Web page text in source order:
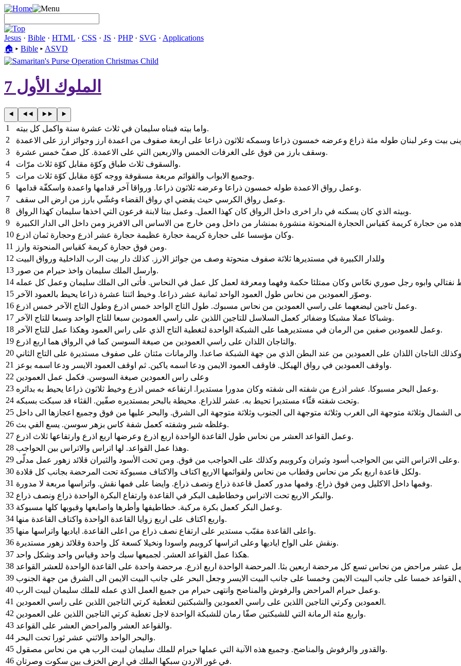
Jesus · Bible · HTML · CSS · JS · PHP· SVG · Applications
🏠︎ ▸ Bible ▸ ASVD
الملوك الأول 7
1
واما بيته فبناه سليمان في ثلاث عشرة سنة واكمل كل بيته.
2
3
وسقف بارز من فوق على الغرفات الخمس والاربعين التي على الاعمدة. كل صفّ خمس عشرة.
4
والسقوف ثلاث طباق وكوّة مقابل كوّة ثلاث مرّات.
5
وجميع الابواب والقوائم مربعة مسقوفة ووجه كوّة مقابل كوّة ثلاث مرات.
6
وعمل رواق الاعمدة طوله خمسون ذراعا وعرضه ثلاثون ذراعا. ورواقا آخر قدامها واعمدة واسكفّة قدامها.
7
وعمل رواق الكرسي حيث يقضي اي رواق القضاء وغشّي بارز من ارض الى سقف.
8
وبيته الذي كان يسكنه في دار اخرى داخل الرواق كان كهذا العمل. وعمل بيتا لابنة فرعون التي اخذها سليمان كهذا الرواق.
9
10
وكان مؤسسا على حجارة كريمة حجارة عظيمة حجارة عشر اذرع وحجارة ثمان اذرع.
11
ومن فوق حجارة كريمة كقياس المنحوتة وارز.
12 وللدار الكبيرة في مستديرها ثلاثة صفوف منحوتة وصف من جوائز الارز. كذلك دار بيت الرب الداخلية ورواق البيت
13
وارسل الملك سليمان واخذ حيرام من صور.
14
15
وصوّر العمودين من نحاس طول العمود الواحد ثمانية عشر ذراعا. وخيط اثنتا عشرة ذراعا يحيط بالعمود الآخر.
16
وعمل تاجين ليضعهما على راسي العمودين من نحاس مسبوك. طول التاج الواحد خمس اذرع وطول التاج الآخر خمس اذرع.
17
وشباكا عملا مشبكا وضفائر كعمل السلاسل للتاجين اللذين على راسي العمودين سبعا للتاج الواحد وسبعا للتاج الآخر.
18
وعمل للعمودين صفين من الرمان في مستديرهما على الشبكة الواحدة لتغطية التاج الذي على راس العمود وهكذا عمل للتاج الآخر.
19
والتاجان اللذان على راسي العمودين من صيغة السوسن كما في الرواق هما اربع اذرع.
20
21
واوقف العمودين في رواق الهيكل. فاوقف العمود الايمن ودعا اسمه ياكين. ثم اوقف العمود الايسر ودعا اسمه بوعز.
22 وعلى راس العمودين صيغة السوسن. فكمل عمل العمودين
23
وعمل البحر مسبوكا. عشر اذرع من شفته الى شفته وكان مدورا مستديرا. ارتفاعه خمس اذرع وخيط ثلاثون ذراعا يحيط به بدائره.
24
وتحت شفته قثّاء مستديرا تحيط به. عشر للذراع. محيطة بالبحر بمستديره صفّين. القثاء قد سبكت بسبكه.
25
26
وغلظه شبر وشفته كعمل شفة كاس بزهر سوسن. يسع الفي بث.
27
وعمل القواعد العشر من نحاس طول القاعدة الواحدة اربع اذرع وعرضها اربع اذرع وارتفاعها ثلاث اذرع.
28
وهذا عمل القواعد. لها اتراس والاتراس بين الحواجب.
29
وعلى الاتراس التي بين الحواجب أسود وثيران وكروبيم وكذلك على الحواجب من فوق. ومن تحت الأسود والثيران قلائد زهور عمل مدلّى.
30
ولكل قاعدة اربع بكر من نحاس وقطاب من نحاس ولقوائمها الاربع اكتاف والاكتاف مسبوكة تحت المرحضة بجانب كل قلادة.
31
وفمها داخل الاكليل ومن فوق ذراع. وفمها مدور كعمل قاعدة ذراع ونصف ذراع. وايضا على فمها نقش. واتراسها مربعة لا مدورة.
32
والبكر الاربع تحت الاتراس وخطاطيف البكر في القاعدة وارتفاع البكرة الواحدة ذراع ونصف ذراع.
33
وعمل البكر كعمل بكرة مركبة. خطاطيفها وأطرها واصابعها وقبوبها كلها مسبوكة.
34
واربع اكتاف على اربع زوايا القاعدة الواحدة واكتاف القاعدة منها.
35
واعلى القاعدة مقبّب مستدير على ارتفاع نصف ذراع من اعلى القاعدة. اياديها واتراسها منها.
36
ونقش على الواح اياديها وعلى اتراسها كروبيم واسودا ونخيلا كسعة كل واحدة وقلائد زهور مستديرة.
37
هكذا عمل القواعد العشر. لجميعها سبك واحد وقياس واحد وشكل واحد.
38
39 القواعد خمسا على جانب البيت الايمن وخمسا على جانب البيت الايسر وجعل البحر على جانب البيت الايمن الى الشرق من جهة الجنوب
40
وعمل حيرام المراحض والرفوش والمناضح وانتهى حيرام من جميع العمل الذي عمله للملك سليمان لبيت الرب.
41
العمودين وكرتي التاجين اللذين على راسي العمودين والشبكتين لتغطية كرتي التاجين اللذين على راسي العمودين.
42
واربع مئة الرمانة التي للشبكتين صفّا رمان للشبكة الواحدة لاجل تغطية كرتي التاجين اللذين على العمودين.
43
والقواعد العشر والمراحض العشر على القواعد.
44
والبحر الواحد والاثني عشر ثورا تحت البحر.
45
والقدور والرفوش والمناضح. وجميع هذه الآنية التي عملها حيرام للملك سليمان لبيت الرب هي من نحاس مصقول.
46
في غور الاردن سبكها الملك في ارض الخزف بين سكوت وصرتان.